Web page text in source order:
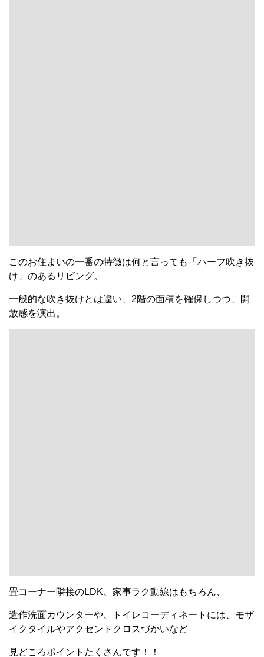
このお住まいの一番の特徴は何と言っても「ハーフ吹き抜
け」のあるリビング。
一般的な吹き抜けとは違い、2階の面積を確保しつつ、開
放感を演出。
畳コーナー隣接のLDK、家事ラク動線はもちろん、
造作洗面カウンターや、トイレコーディネートには、モザ
イクタイルやアクセントクロスづかいなど
見どころポイントたくさんです！！